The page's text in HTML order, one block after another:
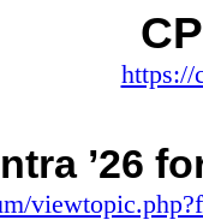
https://
’26